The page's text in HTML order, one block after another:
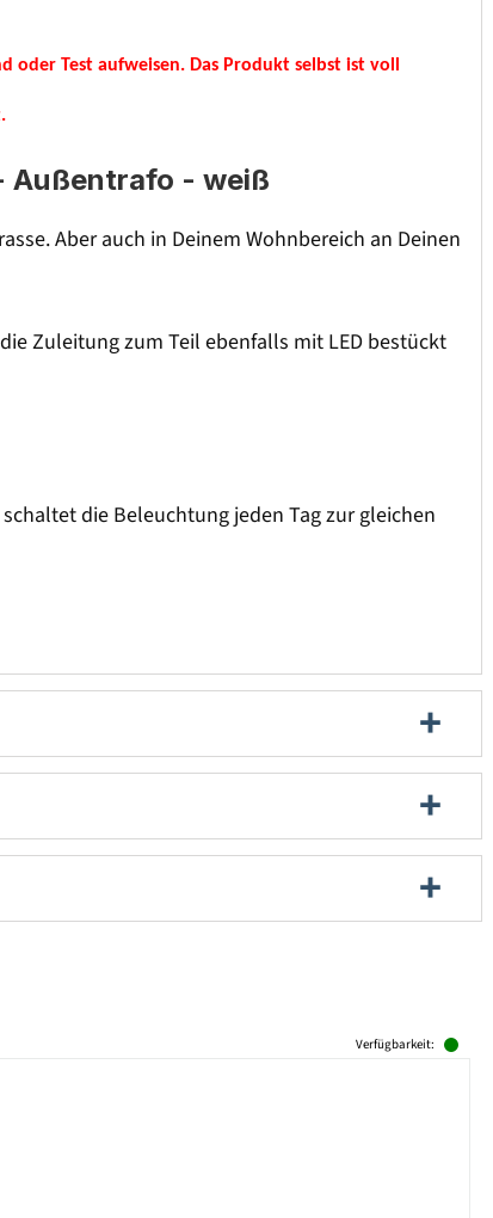
oder Test aufweisen. Das Produkt selbst ist voll
Außentrafo - weiß
Aber auch in Deinem Wohnbereich an Deinen
Zuleitung zum Teil ebenfalls mit LED bestückt
die Beleuchtung jeden Tag zur gleichen
Verfügbarkeit: